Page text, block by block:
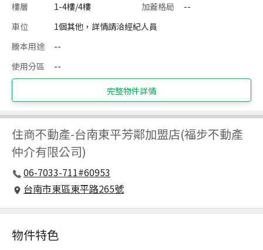
樓層
1-4樓/4樓 加蓋格局
--
車位
1個其他，詳情請洽經紀人員
謄本用途
--
使用分區
--
完整物件詳情
住商不動產-台南東平芳鄰加盟店(福步不動產
仲介有限公司)
06-7033-711#60953
台南市東區東平路265號
物件特色